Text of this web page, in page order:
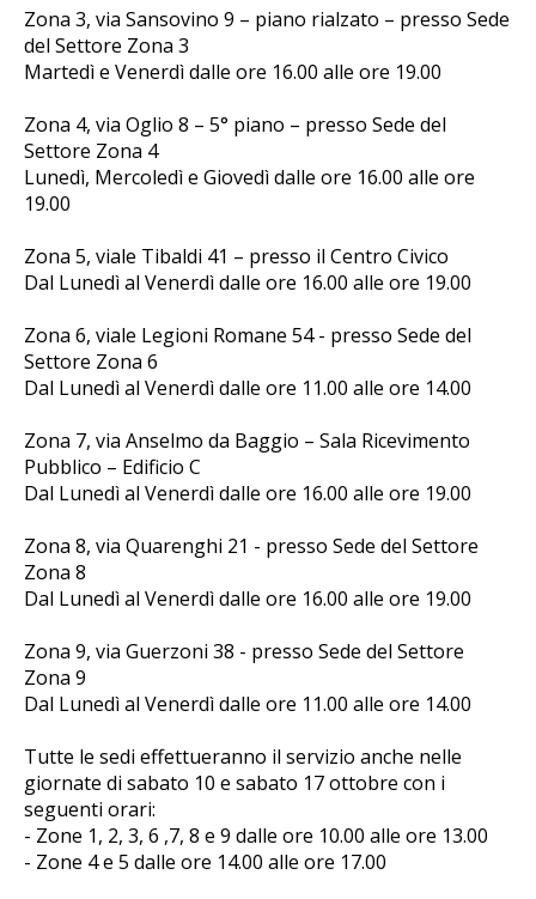
Zona 3, via Sansovino 9 – piano rialzato – presso Sede
del Settore Zona 3
Martedì e Venerdì dalle ore 16.00 alle ore 19.00
Zona 4, via Oglio 8 – 5° piano – presso Sede del
Settore Zona 4
Lunedì, Mercoledì e Giovedì dalle ore 16.00 alle ore
19.00
Zona 5, viale Tibaldi 41 – presso il Centro Civico
Dal Lunedì al Venerdì dalle ore 16.00 alle ore 19.00
Zona 6, viale Legioni Romane 54 - presso Sede del
Settore Zona 6
Dal Lunedì al Venerdì dalle ore 11.00 alle ore 14.00
Zona 7, via Anselmo da Baggio – Sala Ricevimento
Pubblico – Edificio C
Dal Lunedì al Venerdì dalle ore 16.00 alle ore 19.00
Zona 8, via Quarenghi 21 - presso Sede del Settore
Zona 8
Dal Lunedì al Venerdì dalle ore 16.00 alle ore 19.00
Zona 9, via Guerzoni 38 - presso Sede del Settore
Zona 9
Dal Lunedì al Venerdì dalle ore 11.00 alle ore 14.00
Tutte le sedi effettueranno il servizio anche nelle
giornate di sabato 10 e sabato 17 ottobre con i
seguenti orari:
- Zone 1, 2, 3, 6 ,7, 8 e 9 dalle ore 10.00 alle ore 13.00
- Zone 4 e 5 dalle ore 14.00 alle ore 17.00